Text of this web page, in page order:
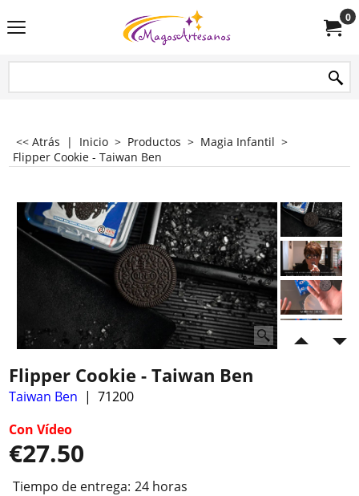
0
<< Atrás | Inicio > Productos > Magia Infantil >
Flipper Cookie - Taiwan Ben
Flipper Cookie - Taiwan Ben
Taiwan Ben
71200
Con Vídeo
€27.50
Tiempo de entrega: 24 horas